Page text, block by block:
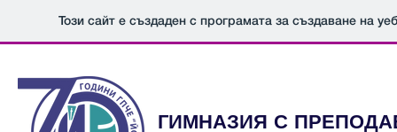
Този сайт е създаден с програмата за създаване на
ГИМНАЗИЯ С